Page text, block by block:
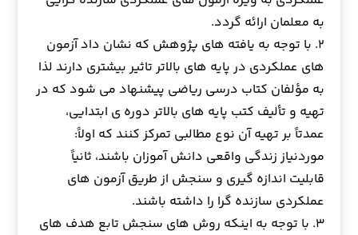
به معلمان ارائه گردد.
۲. با توجه به یافته های پژوهش که نشان داد آزمون
های عملکردی در پایه های بالاتر تاثیر بیشتری دارند لذا
به مؤلفان کتاب درسی ریاضی پیشنهاد می شود که در
تهیه و تألیف کتب پایه های بالاتر دوره ی ابتدایی،
عمدتاً بر تهیه آن نوع مطالبی تمرکز کنند که اولاً:
موردنیاز زندگی واقعی دانش آموزان باشند، ثانیاً
قابلیت اندازه گیری و سنجش از طریق آزمون های
عملکردی سازنده گرا را داشته باشند.
۳. با توجه به اینکه روش های سنجش تابع هدف های